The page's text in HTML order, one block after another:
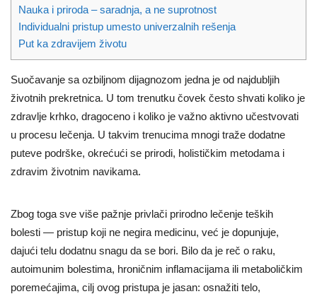
Nauka i priroda – saradnja, a ne suprotnost
Individualni pristup umesto univerzalnih rešenja
Put ka zdravijem životu
Suočavanje sa ozbiljnom dijagnozom jedna je od najdubljih
životnih prekretnica. U tom trenutku čovek često shvati koliko je
zdravlje krhko, dragoceno i koliko je važno aktivno učestvovati
u procesu lečenja. U takvim trenucima mnogi traže dodatne
puteve podrške, okrećući se prirodi, holističkim metodama i
zdravim životnim navikama.
Zbog toga sve više pažnje privlači prirodno lečenje teških
bolesti — pristup koji ne negira medicinu, već je dopunjuje,
dajući telu dodatnu snagu da se bori. Bilo da je reč o raku,
autoimunim bolestima, hroničnim inflamacijama ili metaboličkim
poremećajima, cilj ovog pristupa je jasan: osnažiti telo,